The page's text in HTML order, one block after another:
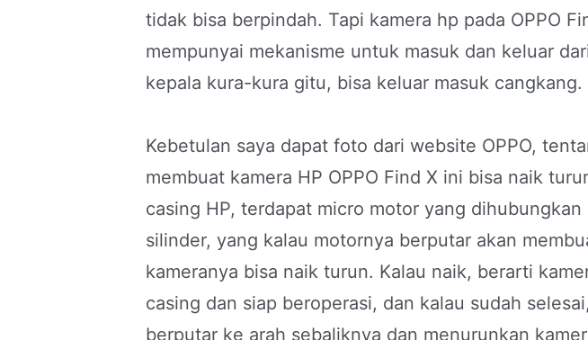
tidak bisa berpindah. Tapi kamera hp pada OPPO
mempunyai mekanisme untuk masuk dan keluar
kepala kura-kura gitu, bisa keluar masuk cangkang.
Kebetulan saya dapat foto dari website OPPO,
membuat kamera HP OPPO Find X ini bisa naik
casing HP, terdapat micro motor yang dihubungkan
silinder, yang kalau motornya berputar akan
kameranya bisa naik turun. Kalau naik, berarti
casing dan siap beroperasi, dan kalau sudah
berputar ke arah sebaliknya dan menurunkan